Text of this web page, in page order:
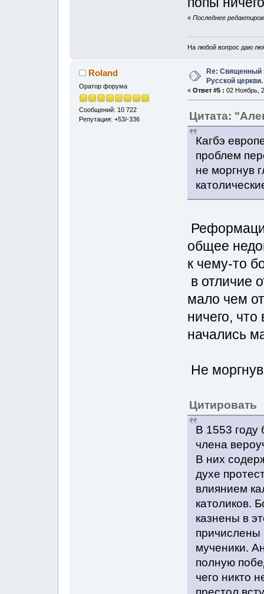
« Последнее
На любой вопрос даю
Roland
Оратор форума
Сообщений: 10 722
Репутация: +53/-336
Re: Священный
Русской церкви.
« Ответ #5 : 02 Ноябрь,
Цитата:
Кагбэ
проблем
не моргнув
общее
к чему-то
в отличие
мало чем
ничего,
начались
Не
Цитировать
В 1553 году
члена
В них
духе
влиянием
католиков.
казнены в
причислены
мученики.
полную
чего никто